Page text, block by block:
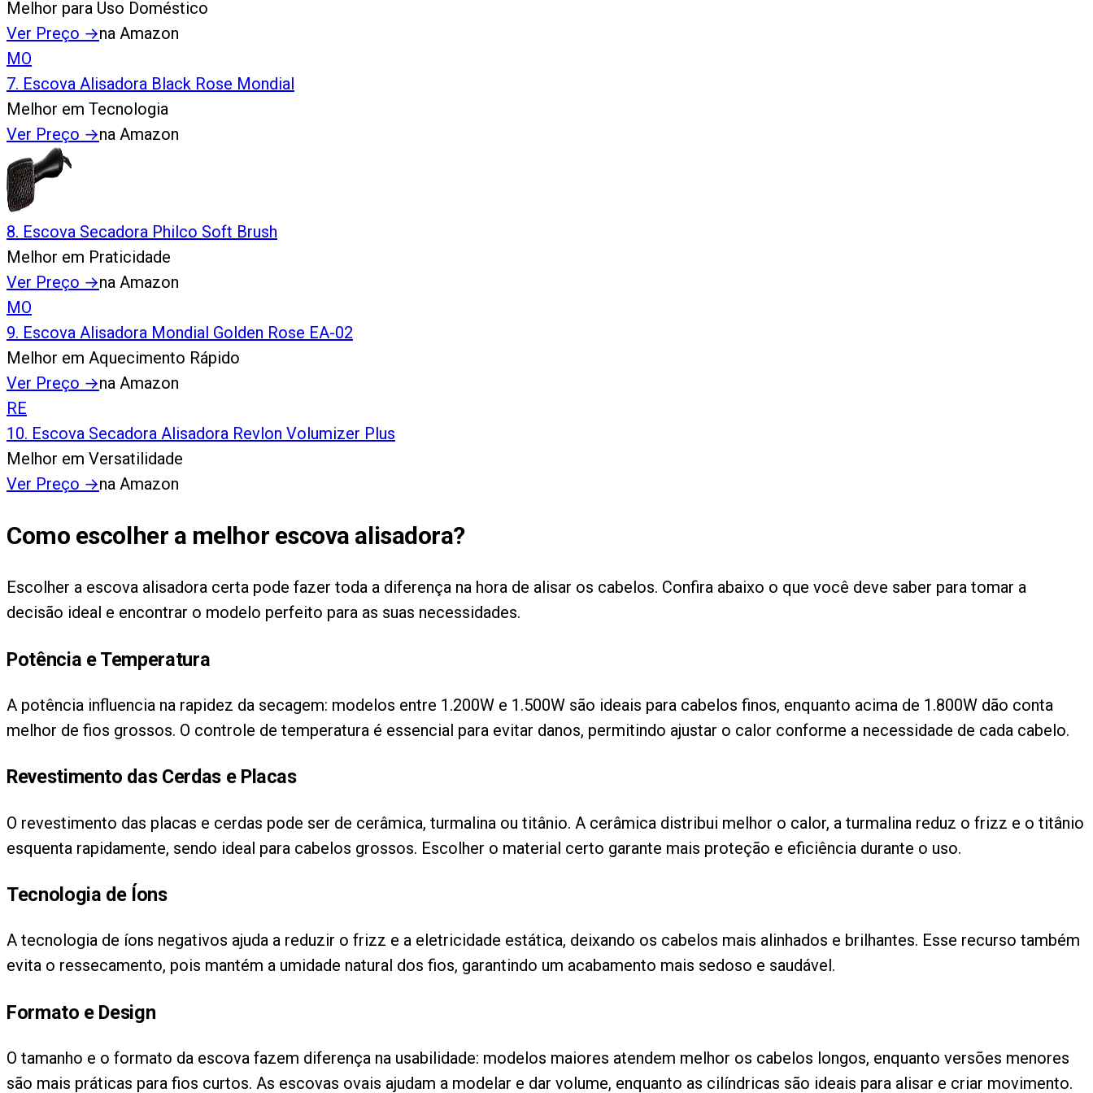
Melhor para Uso Doméstico
Ver Preço →na Amazon
MO
7. Escova Alisadora Black Rose Mondial
Melhor em Tecnologia
Ver Preço →na Amazon
8. Escova Secadora Philco Soft Brush
Melhor em Praticidade
Ver Preço →na Amazon
MO
9. Escova Alisadora Mondial Golden Rose EA-02
Melhor em Aquecimento Rápido
Ver Preço →na Amazon
RE
10. Escova Secadora Alisadora Revlon Volumizer Plus
Melhor em Versatilidade
Ver Preço →na Amazon
Como escolher a melhor escova alisadora?
Escolher a escova alisadora certa pode fazer toda a diferença na hora de alisar os cabelos. Confira abaixo o que você deve saber para tomar a
decisão ideal e encontrar o modelo perfeito para as suas necessidades.
Potência e Temperatura
A potência influencia na rapidez da secagem: modelos entre 1.200W e 1.500W são ideais para cabelos finos, enquanto acima de 1.800W dão conta
melhor de fios grossos. O controle de temperatura é essencial para evitar danos, permitindo ajustar o calor conforme a necessidade de cada cabelo.
Revestimento das Cerdas e Placas
O revestimento das placas e cerdas pode ser de cerâmica, turmalina ou titânio. A cerâmica distribui melhor o calor, a turmalina reduz o frizz e o titânio
esquenta rapidamente, sendo ideal para cabelos grossos. Escolher o material certo garante mais proteção e eficiência durante o uso.
Tecnologia de Íons
A tecnologia de íons negativos ajuda a reduzir o frizz e a eletricidade estática, deixando os cabelos mais alinhados e brilhantes. Esse recurso também
evita o ressecamento, pois mantém a umidade natural dos fios, garantindo um acabamento mais sedoso e saudável.
Formato e Design
O tamanho e o formato da escova fazem diferença na usabilidade: modelos maiores atendem melhor os cabelos longos, enquanto versões menores
são mais práticas para fios curtos. As escovas ovais ajudam a modelar e dar volume, enquanto as cilíndricas são ideais para alisar e criar movimento.